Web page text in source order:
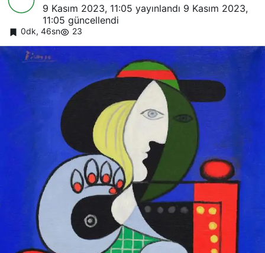
9 Kasım 2023, 11:05 yayınlandı 9 Kasım 2023,
11:05 güncellendi
0dk, 46sn 23